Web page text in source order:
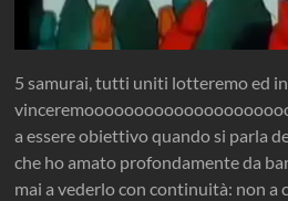
5 samurai, tutti uniti lotteremo ed
a essere obiettivo quando si parla
che ho amato profondamente da
mai a vederlo con continuità: non a